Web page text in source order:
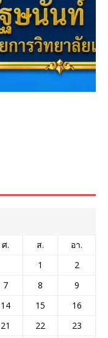
ศ. ส.
อา.
1
2
7 8
9
14 15
16
21 22
23